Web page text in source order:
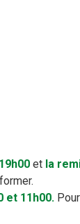
et la
et 11h00.